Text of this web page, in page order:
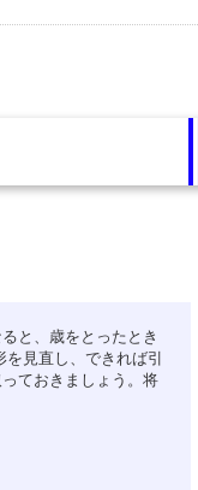
と、歳をとったとき
見直し、できれば引
ておきましょう。将